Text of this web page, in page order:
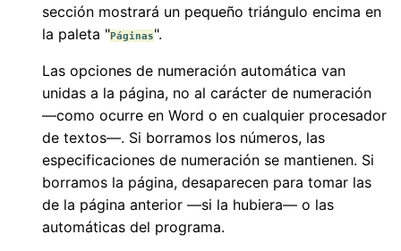
sección mostrará un pequeño triángulo encima en
la paleta "Páginas".
Las opciones de numeración automática van
unidas a la página, no al carácter de numeración
—como ocurre en Word o en cualquier procesador
de textos—. Si borramos los números, las
especificaciones de numeración se mantienen. Si
borramos la página, desaparecen para tomar las
de la página anterior —si la hubiera— o las
automáticas del programa.